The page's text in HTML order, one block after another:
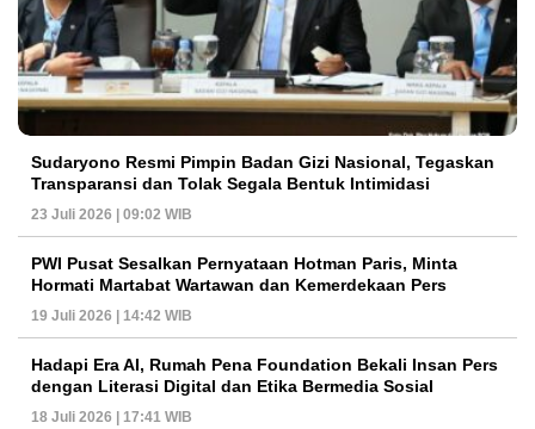
Sudaryono Resmi Pimpin Badan Gizi Nasional, Tegaskan
Transparansi dan Tolak Segala Bentuk Intimidasi
23 Juli 2026 | 09:02 WIB
PWI Pusat Sesalkan Pernyataan Hotman Paris, Minta
Hormati Martabat Wartawan dan Kemerdekaan Pers
19 Juli 2026 | 14:42 WIB
Hadapi Era AI, Rumah Pena Foundation Bekali Insan Pers
dengan Literasi Digital dan Etika Bermedia Sosial
18 Juli 2026 | 17:41 WIB